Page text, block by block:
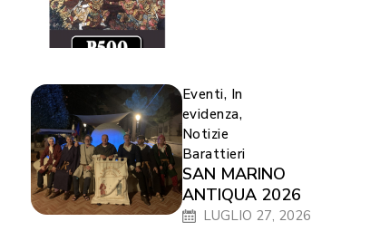
Eventi, In
evidenza,
Notizie
Barattieri
SAN MARINO
ANTIQUA 2026
LUGLIO 27, 2026